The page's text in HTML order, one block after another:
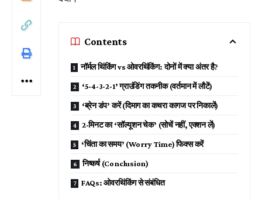
Contents
नॉर्मल थिंकिंग vs ओवरथिंकिंग: दोनों में क्या अंतर है?
‘5-4-3-2-1’ ग्राउंडिंग तकनीक (वर्तमान में लौटें)
‘ब्रेन डंप’ करें (दिमाग का कचरा कागज पर निकालें)
2-मिनट का ‘सॉल्यूशन चेक’ (सोचें नहीं, एक्शन लें)
‘चिंता का समय’ (Worry Time) फिक्स करें
निष्कर्ष (Conclusion)
FAQs: ओवरथिंकिंग से संबंधित